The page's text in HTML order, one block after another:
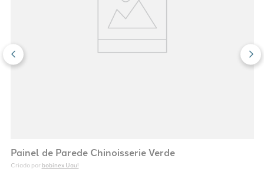
Painel de Parede Chinoisserie Verde
Criado por bobinex Uau!